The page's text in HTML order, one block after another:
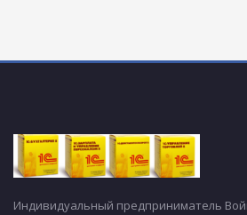
Индивидуальный предприниматель